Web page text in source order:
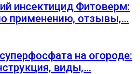
инсектицид Фитоверм:
применению, отзывы,…
на огороде:
виды,…